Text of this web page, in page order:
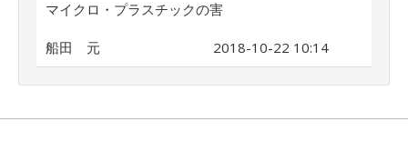
マイクロ・プラスチックの害
船田 元 2018-10-22 10:14